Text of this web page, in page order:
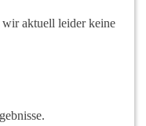
aktuell leider keine